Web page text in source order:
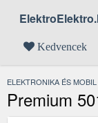
Kedvencek
ELEKTRONIKA ÉS MOBIL
Premium